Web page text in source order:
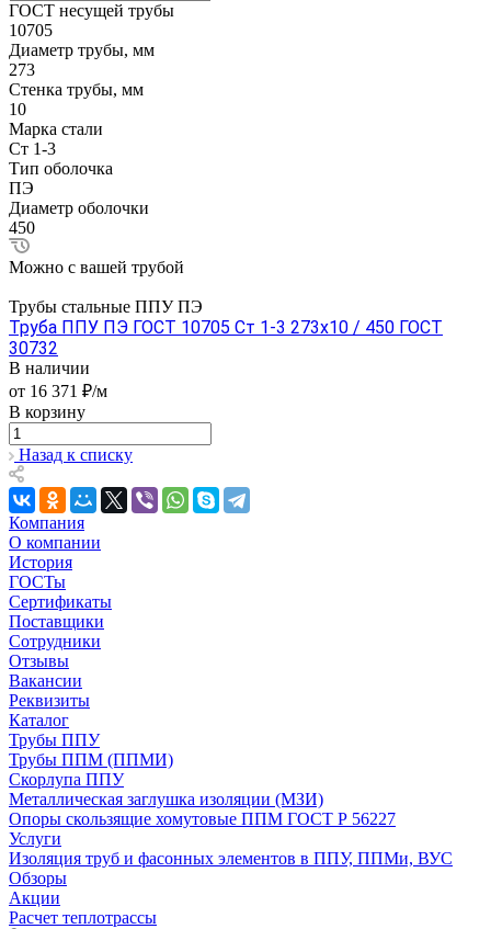
ГОСТ несущей трубы
10705
Диаметр трубы, мм
273
Стенка трубы, мм
10
Марка стали
Ст 1-3
Тип оболочка
ПЭ
Диаметр оболочки
450
Можно с вашей трубой
Трубы стальные ППУ ПЭ
Труба ППУ ПЭ ГОСТ 10705 Ст 1-3 273x10 / 450 ГОСТ
30732
В наличии
от 16 371 ₽/м
В корзину
Назад к списку
Компания
О компании
История
ГОСТы
Сертификаты
Поставщики
Сотрудники
Отзывы
Вакансии
Реквизиты
Каталог
Трубы ППУ
Трубы ППМ (ППМИ)
Скорлупа ППУ
Металлическая заглушка изоляции (МЗИ)
Опоры скользящие хомутовые ППМ ГОСТ Р 56227
Услуги
Изоляция труб и фасонных элементов в ППУ, ППМи, ВУС
Обзоры
Акции
Расчет теплотрассы